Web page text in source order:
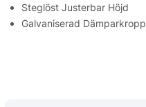
Steglöst Justerbar Höjd
Galvaniserad Dämparkropp